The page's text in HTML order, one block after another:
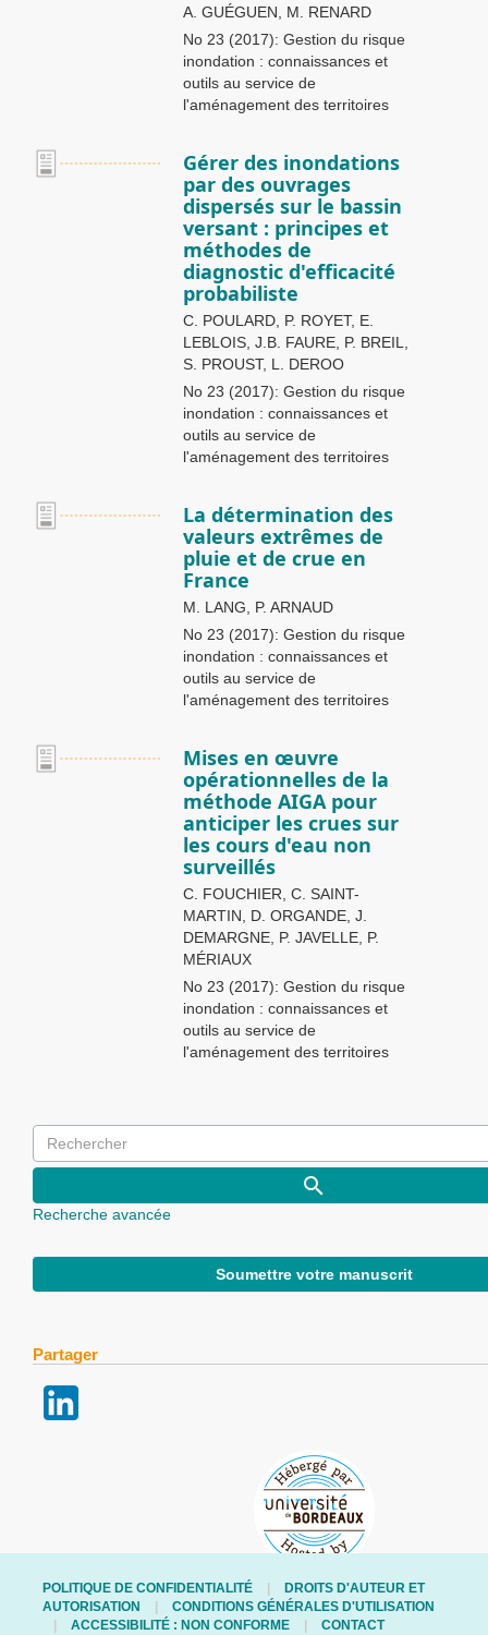
A. GUÉGUEN, M. RENARD
No 23 (2017): Gestion du risque
inondation : connaissances et
outils au service de
l'aménagement des territoires
Gérer des inondations
par des ouvrages
dispersés sur le bassin
versant : principes et
méthodes de
diagnostic d'efficacité
probabiliste
C. POULARD, P. ROYET, E.
LEBLOIS, J.B. FAURE, P. BREIL,
S. PROUST, L. DEROO
No 23 (2017): Gestion du risque
inondation : connaissances et
outils au service de
l'aménagement des territoires
La détermination des
valeurs extrêmes de
pluie et de crue en
France
M. LANG, P. ARNAUD
No 23 (2017): Gestion du risque
inondation : connaissances et
outils au service de
l'aménagement des territoires
Mises en œuvre
opérationnelles de la
méthode AIGA pour
anticiper les crues sur
les cours d'eau non
surveillés
C. FOUCHIER, C. SAINT-
MARTIN, D. ORGANDE, J.
DEMARGNE, P. JAVELLE, P.
MÉRIAUX
No 23 (2017): Gestion du risque
inondation : connaissances et
outils au service de
l'aménagement des territoires
Recherche avancée
Soumettre votre manuscrit
Partager
POLITIQUE DE CONFIDENTIALITÉ
DROITS D'AUTEUR ET
AUTORISATION
CONDITIONS GÉNÉRALES D'UTILISATION
ACCESSIBILITÉ : NON CONFORME
CONTACT